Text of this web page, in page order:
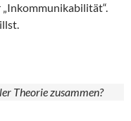
Theorie zusammen?